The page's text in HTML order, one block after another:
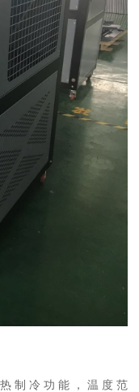
制冷功能，温度范